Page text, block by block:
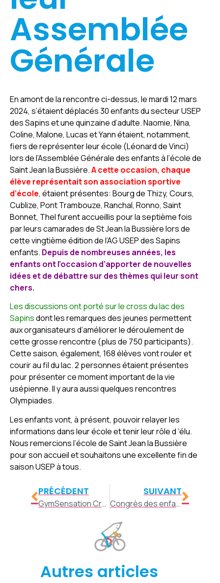
Assemblée
Générale
En amont de la rencontre ci-dessus, le mardi 12 mars
2024, s’étaient déplacés 30 enfants du secteur USEP
des Sapins et une quinzaine d’adulte. Naomie, Nina,
Coline, Malone, Lucas et Yann étaient, notamment,
fiers de représenter leur école (Léonard de Vinci)
lors de l’Assemblée Générale des enfants à l’école de
Saint Jean la Bussière.A cette occasion, chaque
élève représentait son association sportive
d’école, étaient présentes: Bourg de Thizy, Cours,
Cublize, Pont Trambouze, Ranchal, Ronno, Saint
Bonnet, Thel furent accueillis pour la septième fois
par leurs camarades de St Jean la Bussière lors de
cette vingtième édition de l’AG USEP des Sapins
enfants. Depuis de nombreuses années, les
enfants ont l’occasion d’apporter de nouvelles
idées et de débattre sur des thèmes qui leur sont
chers.
Les discussions ont porté sur le cross du lac des
Sapinsdont les remarques des jeunes permettent
aux organisateurs d’améliorer le déroulement de
cette grosse rencontre (plus de 750 participants).
Cette saison, également, 168 élèves vont rouler et
courir au fil du lac. 2 personnes étaient présentes
pour présenter ce moment important de la vie
usépienne. Il y aura aussi quelques rencontres
Olympiades.
Les enfants vont, à présent, pouvoir relayer les
informations dans leur école et tenir leur rôle d ‘élu.
Nous remercions l’école de Saint Jean la Bussière
pour son accueil et souhaitons une excellente fin de
saison USEP à tous.
PRÉCÉDENT
GymSensation Craponne
SUIVANT
Congrès des enfants
Autres articles